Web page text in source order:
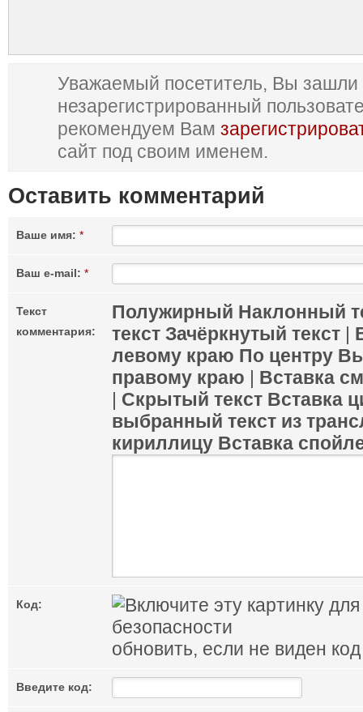
Уважаемый посетитель, Вы зашли
незарегистрированный
рекомендуем Вам
сайт под своим именем.
Оставить комментарий
Ваше имя: *
Ваш e-mail: *
Текст
комментария:
Полужирный Наклонный
текст Зачёркнутый текст |
левому краю По центру
правому краю | Вставка
| Скрытый текст Вставка
выбранный текст из
кириллицу Вставка
Код:
обновить, если не виден код
Введите код: